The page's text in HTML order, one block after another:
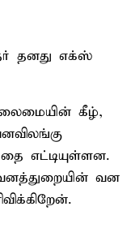
தனது எக்ஸ்
தலைமையின் கீழ்,
எட்டியுள்ளன.
வன